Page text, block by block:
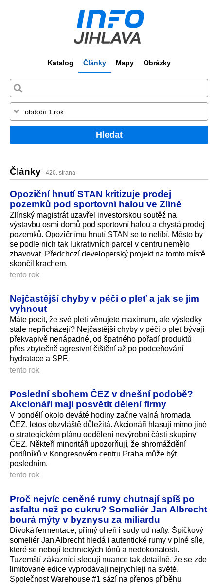
Katalog Články Mapy Obrázky
Hledat
Články 420. strana
Opoziční hnutí STAN kritizuje prodej
pozemků pod sportovní halou ve Zlíně
Zlínský magistrát uzavřel investorskou soutěž na
výstavbu osmi domů pod sportovní halou a chystá prodej
pozemků. Opozičnímu hnutí STAN se to nelíbí. Město by
se podle nich tak lukrativních parcel v centru nemělo
zbavovat. Předchozí developerský projekt na tomto místě
skončil krachem.
tento rok
Nejčastější chyby v péči o pleť a jak se jim
vyhnout
Máte pocit, že své pleti věnujete maximum, ale výsledky
stále nepřicházejí? Nejčastější chyby v péči o pleť bývají
překvapivě nenápadné, od špatného pořadí produktů
přes zbytečně agresivní čištění až po podceňování
hydratace a SPF.
tento rok
Poslední sbohem ČEZ v dnešní podobě?
Akcionáři mají posvětit dělení firmy
V pondělí okolo deváté hodiny začne valná hromada
ČEZ, letos obzvláště důležitá. Akcionáři hlasují mimo jiné
o strategickém plánu oddělení nevýrobní části skupiny
ČEZ. Někteří minoritáři upozorňují, že shromáždění
podílníků v Kongresovém centru Praha může být
posledním.
tento rok
Proč nejvíc ceněné rumy chutnají spíš po
asfaltu než po cukru? Someliér Jan Albrecht
bourá mýty v byznysu za miliardu
Divoká fermentace, přímý oheň i sudy od nafty. Špičkový
someliér Jan Albrecht hledá i autentické rumy v plné síle,
které se nebojí technických tónů a nedokonalosti.
Tuzemští zákazníci sledují nuance tak detailně, že se zde
limitované edice vyprodávají nejrychleji na světě.
Společnost Warehouse #1 sází na přenos příběhu